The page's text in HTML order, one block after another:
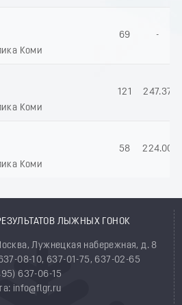
Коми
69 -
Коми
121 247.37
Коми
58 224.00
ЛЫЖНЫХ ГОНОК
Лужнецкая набережная, д. 8
08-10, 637-01-75, 637-02-65
637-06-15
info@flgr.ru